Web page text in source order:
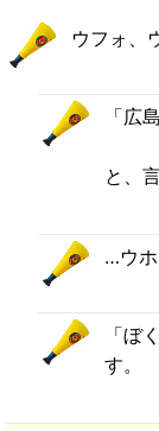
ウフォ、
「広
と、
…ウ
「ぼ
す。